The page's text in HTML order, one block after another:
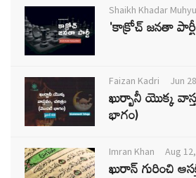
Shaikh Khadar
'కాక్రోచ్ జనతా
Faizan Kadri Jun
ఖుర్బానీ యొక్క
భాగం)
Imran Khan Aug
ఖురాన్ గురించి